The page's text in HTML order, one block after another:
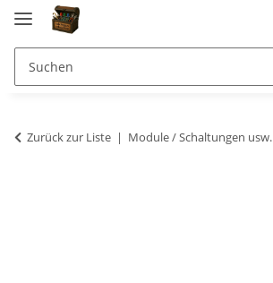
Zurück zur Liste Module / Schaltungen usw.